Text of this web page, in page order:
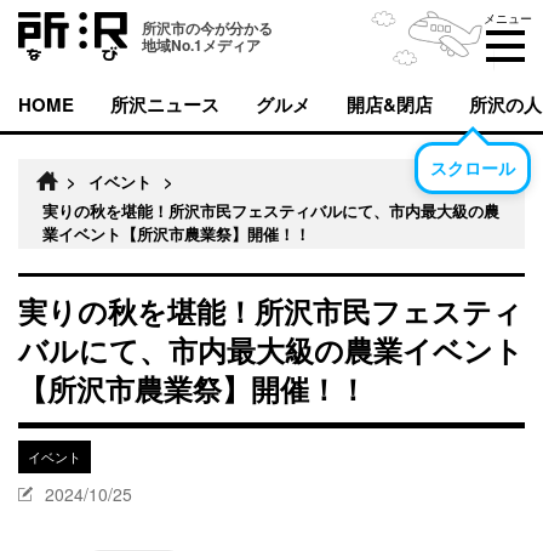
所沢市の今が分かる
地域No.1メディア
メニュー
HOME 所沢ニュース グルメ 開店&閉店 所沢の人
スクロール
> イベント
>
実りの秋を堪能！所沢市民フェスティバルにて、市内最大級の農
業イベント【所沢市農業祭】開催！！
実りの秋を堪能！所沢市民フェスティ
バルにて、市内最大級の農業イベント
【所沢市農業祭】開催！！
イベント
2024/10/25